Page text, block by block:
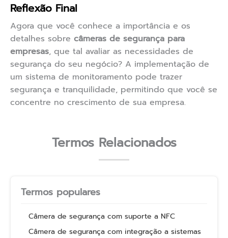
Reflexão Final
Agora que você conhece a importância e os
detalhes sobre câmeras de segurança para
empresas, que tal avaliar as necessidades de
segurança do seu negócio? A implementação de
um sistema de monitoramento pode trazer
segurança e tranquilidade, permitindo que você se
concentre no crescimento de sua empresa.
Termos Relacionados
Termos populares
Câmera de segurança com suporte a NFC
Câmera de segurança com integração a sistemas